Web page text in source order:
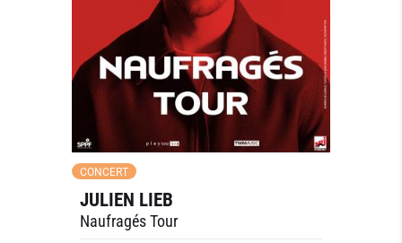
CONCERT
JULIEN LIEB
Naufragés Tour